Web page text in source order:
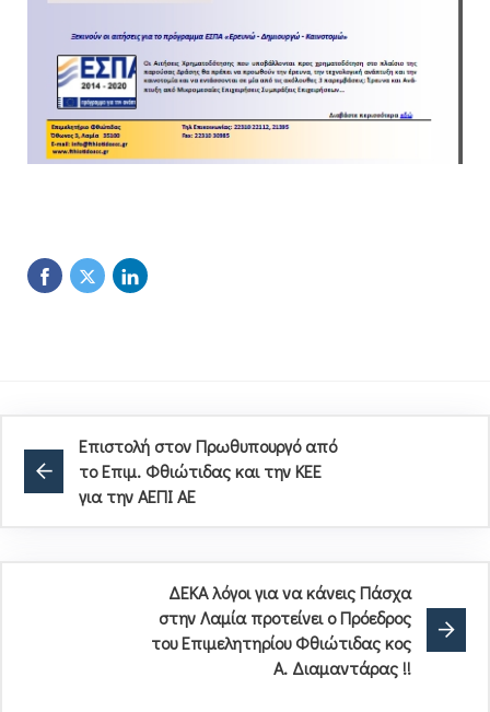
Επιστολή στον Πρωθυπουργό από
το Επιμ. Φθιώτιδας και την ΚΕΕ
για την ΑΕΠΙ ΑΕ
ΔΕΚΑ λόγοι για να κάνεις Πάσχα
στην Λαμία προτείνει ο Πρόεδρος
του Επιμελητηρίου Φθιώτιδας κος
Α. Διαμαντάρας !!